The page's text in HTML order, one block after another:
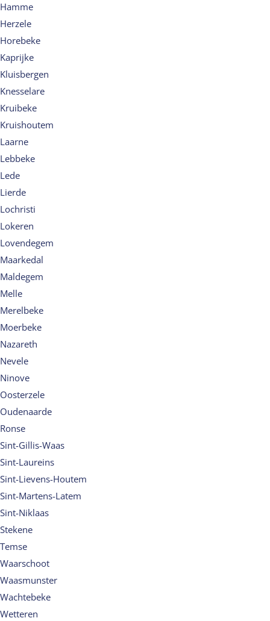
Hamme
Herzele
Horebeke
Kaprijke
Kluisbergen
Knesselare
Kruibeke
Kruishoutem
Laarne
Lebbeke
Lede
Lierde
Lochristi
Lokeren
Lovendegem
Maarkedal
Maldegem
Melle
Merelbeke
Moerbeke
Nazareth
Nevele
Ninove
Oosterzele
Oudenaarde
Ronse
Sint-Gillis-Waas
Sint-Laureins
Sint-Lievens-Houtem
Sint-Martens-Latem
Sint-Niklaas
Stekene
Temse
Waarschoot
Waasmunster
Wachtebeke
Wetteren